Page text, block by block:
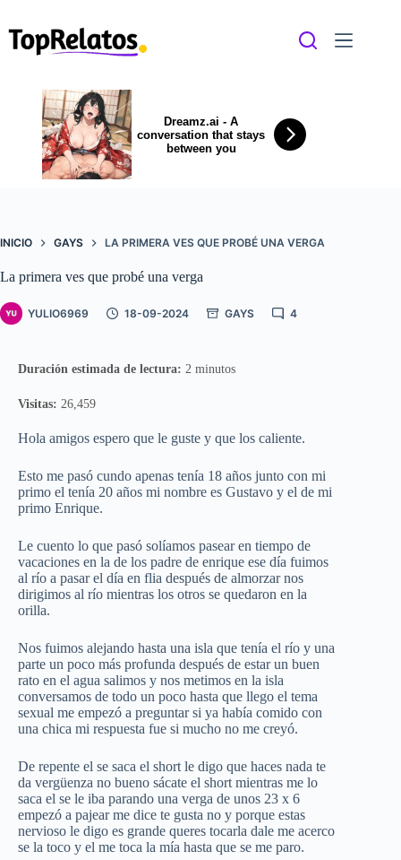
contenido
Dreamz.ai - A
conversation that stays
between you
INICIO GAYS LA PRIMERA VES QUE PROBÉ UNA VERGA
La primera ves que probé una verga
YULIO6969 18-09-2024 GAYS 4
Duración estimada de lectura: 2 minutos
Visitas: 26,459
Hola amigos espero que le guste y que los caliente.
Esto me pasó cundo apenas tenía 18 años junto con mi
primo el tenía 20 años mi nombre es Gustavo y el de mi
primo Enrique.
Le cuento lo que pasó solíamos pasear en tiempo de
vacaciones en la de los padre de enrique ese día fuimos
al río a pasar el día en flia después de almorzar nos
dirigimos al río mientras los otros se quedaron en la
orilla.
Nos fuimos alejando hasta una isla que tenía el río y una
parte un poco más profunda después de estar un buen
rato en el agua salimos y nos metimos en la isla
conversamos de todo un poco hasta que llego el tema
sexual me empezó a preguntar si ya había comido con
una chica mi respuesta fue si mucho no me creyó.
De repente el se saca el short le digo que haces nada te
da vergüenza no bueno sácate el short mientras me lo
saca el se le iba parando una verga de unos 23 x 6
empezó a pajear me dice te gusta no y porque estas
nervioso le digo es grande queres tocarla dale me acerco
se la toco y el me toca la mía hasta que se me paro.